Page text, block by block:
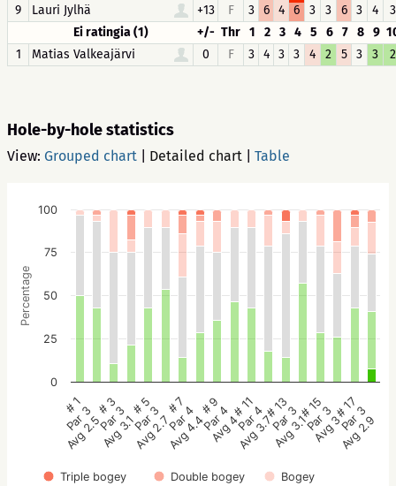
9 Lauri Jylhä +13 F 3 6 4 6 3 3 6 3 4
3
Ei ratingia (1)
+/- Thr 1 2 3 4 5 6 7 8 9
1
Matias Valkeajärvi 0 F 3 4 3 3 4 2 5 3 3 2
Hole-by-hole statistics
View: Grouped chart Detailed chart Table
Percentage
Triple bogey Double bogey
Bogey
# 1
Par 3
Avg 2.5
# 3
Par 3
Avg 3.1
# 5
Par 3
Avg 2.7
# 7
Par 4
Avg 4.4
# 9
Par 4
Avg 4
# 11
Par 4
Avg 3.7
# 13
Par 3
Avg 3.1
# 15
Par 3
Avg 3
# 17
Par 3
Avg 2.9
0
25
50
75
100